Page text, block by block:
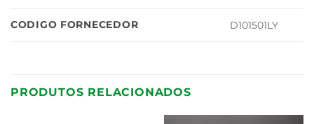
CODIGO FORNECEDOR D101501LY
PRODUTOS RELACIONADOS